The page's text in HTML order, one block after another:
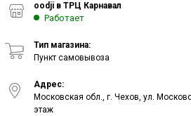
oodji в ТРЦ Карнавал
Работает
Тип магазина:
Пункт самовывоза
Адрес:
Московская обл., г. Чехов, ул.
этаж